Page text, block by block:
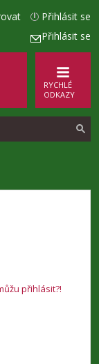
Přihlásit se
Přihlásit se
RYCHLÉ
ODKAZY
e
přihlásit?!